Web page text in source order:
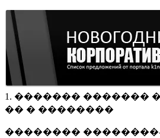
1. ������� �������
�� � ��������
��������